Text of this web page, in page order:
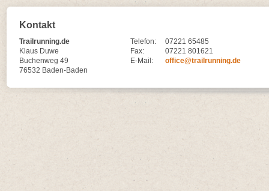
Kontakt
Trailrunning.de
Klaus Duwe
Buchenweg 49
76532 Baden-Baden
Telefon:
07221 65485
Fax:
07221 801621
E-Mail:
office@trailrunning.de